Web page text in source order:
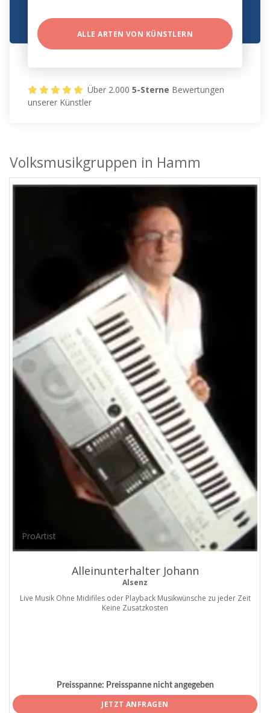
ALLE ARTEN VON KÜNSTLERN
Über 2.0005-Sterne Bewertungen
unserer Künstler
Volksmusikgruppen in Hamm
ProArtist
Alleinunterhalter Johann
Alsenz
Live Musik Ohne Midifiles oder Playback Musikwünsche zu jeder Zeit
Keine Zusatzkosten
Preisspanne: Preisspanne nicht angegeben
JETZT ANFRAGEN